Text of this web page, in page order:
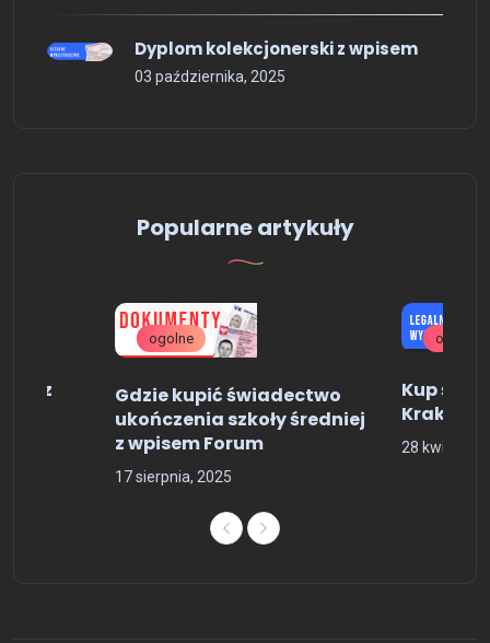
Dyplom kolekcjonerski z wpisem
03 października, 2025
Popularne artykuły
z
ogolne
Gdzie kupić świadectwo
ukończenia szkoły średniej
z wpisem Forum
17 sierpnia, 2025
Kup
Kraków
28 kwietnia,